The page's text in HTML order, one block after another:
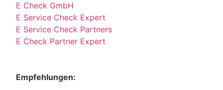
E Check GmbH
E Service Check Expert
E Service Check Partners
E Check Partner Expert
Empfehlungen: